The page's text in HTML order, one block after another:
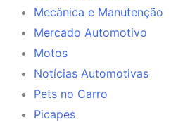
Mecânica e Manutenção
Mercado Automotivo
Motos
Notícias Automotivas
Pets no Carro
Picapes